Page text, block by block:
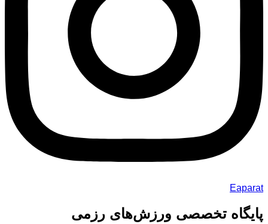
Eaparat
پایگاه تخصصی ورزش‌های رزمی